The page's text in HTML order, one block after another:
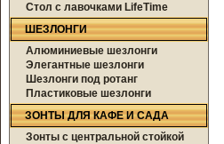
Стол с лавочками LifeTime
ШЕЗЛОНГИ
Алюминиевые шезлонги
Элегантные шезлонги
Шезлонги под ротанг
Пластиковые шезлонги
ЗОНТЫ ДЛЯ КАФЕ И САДА
Зонты с центральной стойкой